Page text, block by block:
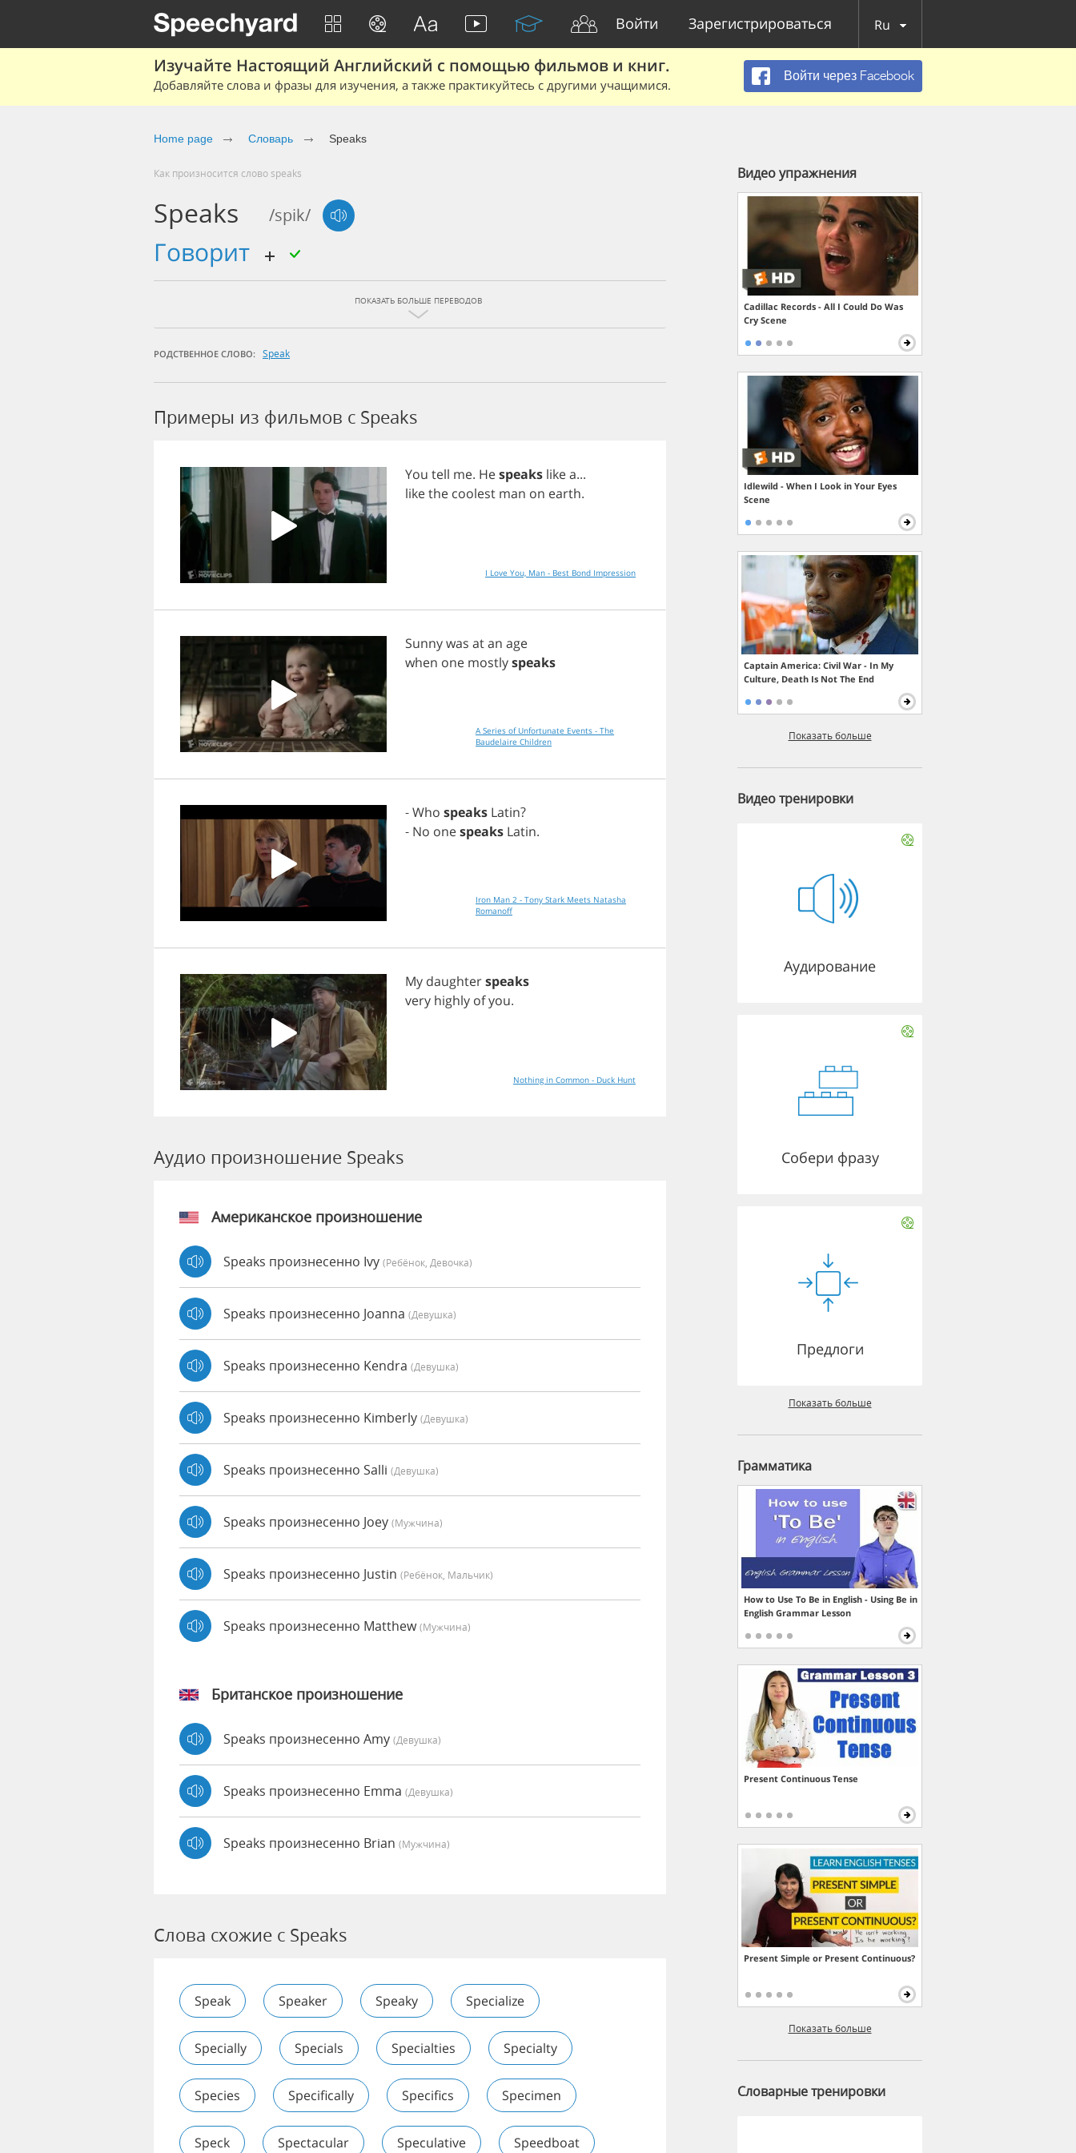
Войти Зарегистрироваться Ru
Изучайте Настоящий Английский с помощью фильмов и книг.
Добавляйте слова и фразы для изучения, а также практикуйтесь с другими учащимися.
Войти через Facebook
Home page Словарь Speaks
Как произносится слово speaks
Speaks /spik/
говорит
ПОКАЗАТЬ БОЛЬШЕ ПЕРЕВОДОВ
РОДСТВЕННОЕ СЛОВО: Speak
Примеры из фильмов c Speaks
You tell me. Hespeaks likea...
likethe coolest man on earth.
I Love You, Man - Best Bond Impression
Sunnywas atan age
when one mostlyspeaks
A Series of Unfortunate Events - The
Baudelaire Children
-Who speaks Latin?
- No onespeaks Latin.
Iron Man 2 - Tony Stark Meets Natasha
Romanoff
My daughterspeaks
very highly ofyou.
Nothing in Common - Duck Hunt
Аудио произношение Speaks
Американское произношение
Speaks произнесенно Ivy (Ребёнок, Девочка)
Speaks произнесенно Joanna (девушка)
Speaks произнесенно Kendra (девушка)
Speaks произнесенно Kimberly (девушка)
Speaks произнесенно Salli (девушка)
Speaks произнесенно Joey (мужчина)
Speaks произнесенно Justin (Ребёнок, Мальчик)
Speaks произнесенно Matthew(мужчина)
Британское произношение
Speaks произнесенно Amy (девушка)
Speaks произнесенно Emma (девушка)
Speaks произнесенно Brian (мужчина)
Слова схожие с Speaks
Speak Speaker Speaky Specialize
Specially Specials Specialties Specialty
Species Specifically Specifics Specimen
Speck Spectacular Speculative Speedboat
Видео упражнения
Cadillac Records - All I Could Do Was
Cry Scene
Idlewild - When I Look in Your Eyes
Scene
Captain America: Civil War - In My
Culture, Death Is Not The End
Показать больше
Видео тренировки
Аудирование
Собери фразу
Предлоги
Показать больше
Грамматика
How to Use To Be in English - Using Be in
English Grammar Lesson
Present Continuous Tense
Present Simple or Present Continuous?
Показать больше
Словарные тренировки